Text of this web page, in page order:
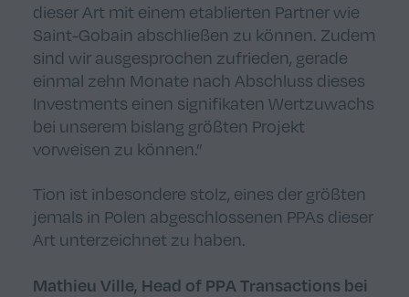
dieser Art mit einem etablierten Partner wie
Saint-Gobain abschließen zu können. Zudem
sind wir ausgesprochen zufrieden, gerade
einmal zehn Monate nach Abschluss dieses
Investments einen signifikaten Wertzuwachs
bei unserem bislang größten Projekt
vorweisen zu können.”
Tion ist inbesondere stolz, eines der größten
jemals in Polen abgeschlossenen PPAs dieser
Art unterzeichnet zu haben.
Mathieu Ville, Head of PPA Transactions bei